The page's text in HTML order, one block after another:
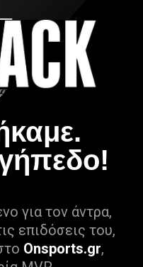
για τον άντρα,
επιδόσεις του,
Onsports.gr,